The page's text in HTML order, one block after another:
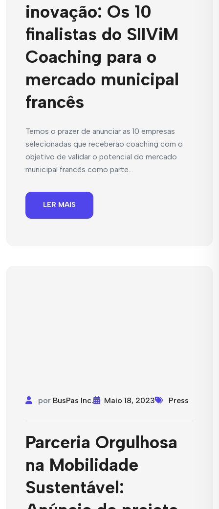
inovação: Os 10
finalistas do SIIViM
Coaching para o
mercado municipal
francês
Temos o prazer de anunciar as 10 empresas
selecionadas que receberão coaching com o
objetivo de validar o potencial do mercado
municipal francês como parte...
LER MAIS
por BusPas Inc. Maio 18, 2023 Press
Parceria Orgulhosa
na Mobilidade
Sustentável: